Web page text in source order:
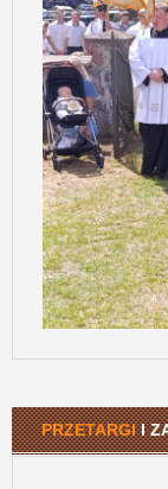
PRZETARGII